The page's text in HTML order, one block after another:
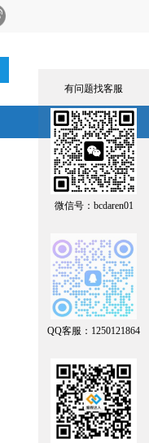
有问题找客服
微信号：bcdaren01
QQ客服：1250121864